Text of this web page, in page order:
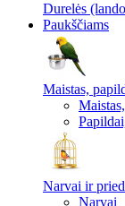
Durelės
Paukščiams
Maistas,
Narvai ir
Narvai